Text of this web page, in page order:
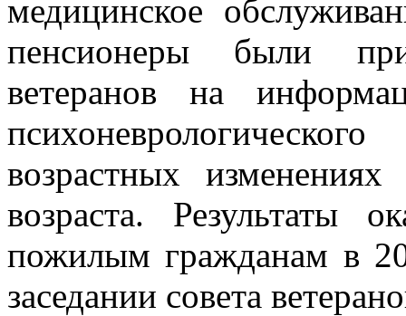
медицинское
пенсионеры были
ветеранов на
возрастных
возраста. Результаты
пожилым гражданам в
заседании совета